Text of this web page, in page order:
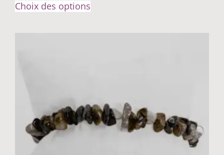
Choix des options